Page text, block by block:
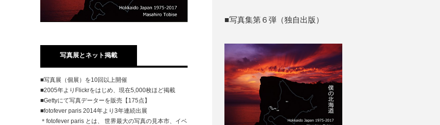
■写真集第６弾（独自出版）
写真展とネット掲載
■写真展（個展）を10回以上開催
■2005年よりFlickrをはじめ、現在5,000枚ほど掲載
■Gettyにて写真データーを販売【175点】
■fotofever paris 2014年より3年連続出展
＊fotofever paris とは、 世界最大の写真の見本市、イベ